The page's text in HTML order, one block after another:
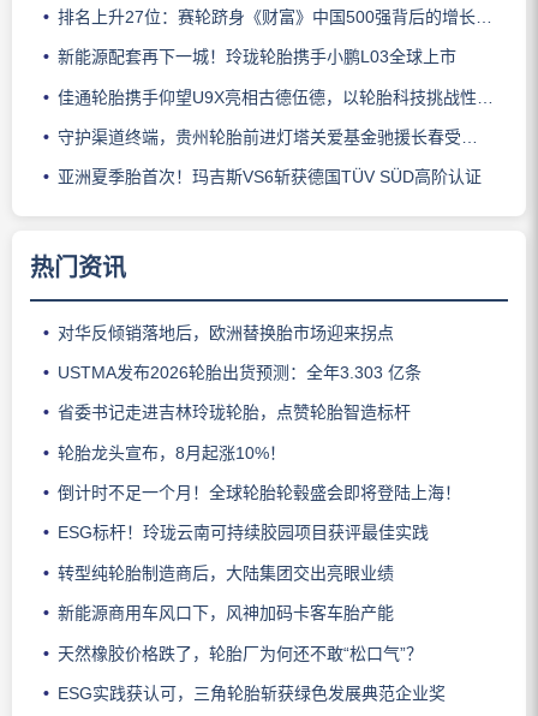
排名上升27位：赛轮跻身《财富》中国500强背后的增长逻辑
新能源配套再下一城！玲珑轮胎携手小鹏L03全球上市
佳通轮胎携手仰望U9X亮相古德伍德，以轮胎科技挑战性能边界
守护渠道终端，贵州轮胎前进灯塔关爱基金驰援长春受灾门店
亚洲夏季胎首次！玛吉斯VS6斩获德国TÜV SÜD高阶认证
热门资讯
对华反倾销落地后，欧洲替换胎市场迎来拐点
USTMA发布2026轮胎出货预测：全年3.303 亿条
省委书记走进吉林玲珑轮胎，点赞轮胎智造标杆
轮胎龙头宣布，8月起涨10%！
倒计时不足一个月！全球轮胎轮毂盛会即将登陆上海！
ESG标杆！玲珑云南可持续胶园项目获评最佳实践
转型纯轮胎制造商后，大陆集团交出亮眼业绩
新能源商用车风口下，风神加码卡客车胎产能
天然橡胶价格跌了，轮胎厂为何还不敢“松口气”？
ESG实践获认可，三角轮胎斩获绿色发展典范企业奖